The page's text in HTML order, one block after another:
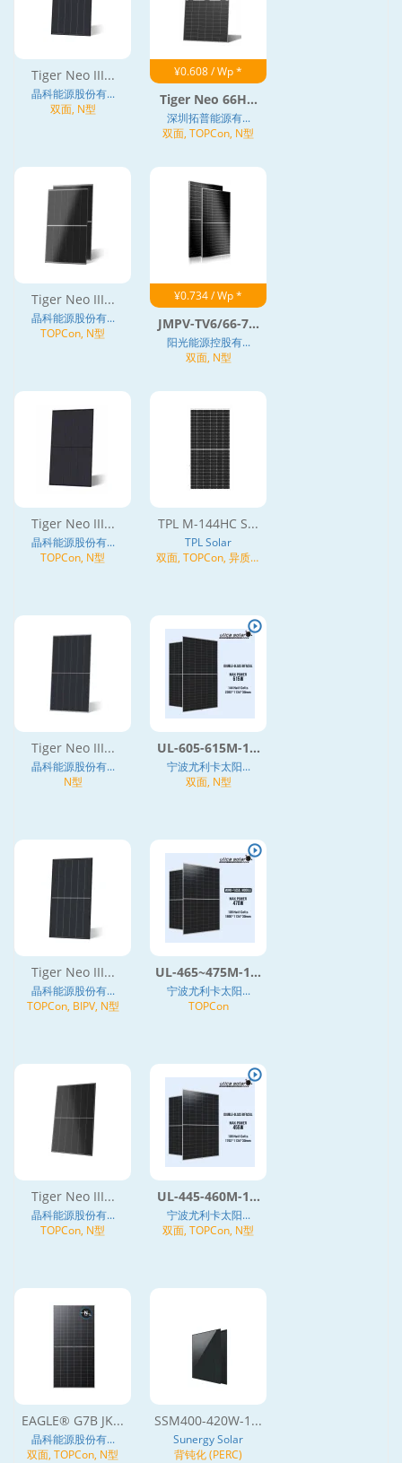
Tiger Neo III...
晶科能源股份有...
双面, N型
¥0.608 / Wp *
Tiger Neo 66H...
深圳拓普能源有...
双面, TOPCon, N型
Tiger Neo III...
晶科能源股份有...
TOPCon, N型
¥0.734 / Wp *
JMPV-TV6/66-7...
阳光能源控股有...
双面, N型
Tiger Neo III...
晶科能源股份有...
TOPCon, N型
TPL M-144HC S...
TPL Solar
双面, TOPCon, 异质结
Tiger Neo III...
晶科能源股份有...
N型
UL-605-615M-1...
宁波尤利卡太阳...
双面, N型
Tiger Neo III...
晶科能源股份有...
TOPCon, BIPV, N型
UL-465~475M-1...
宁波尤利卡太阳...
TOPCon
Tiger Neo III...
晶科能源股份有...
TOPCon, N型
UL-445-460M-1...
宁波尤利卡太阳...
双面, TOPCon, N型
EAGLE® G7B JK...
晶科能源股份有...
双面, TOPCon, N型
SSM400-420W-1...
Sunergy Solar
背钝化 (PERC)